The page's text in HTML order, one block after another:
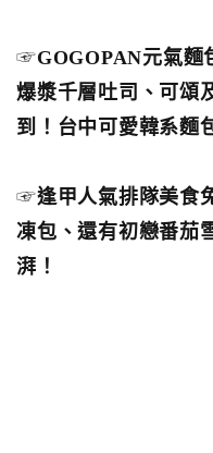
☞GOGOPAN元氣麵
爆漿千層吐司、可頌
到！台中可愛韓系麵
☞逢甲人氣排隊美食
凍包、還有初戀番茄
湃！